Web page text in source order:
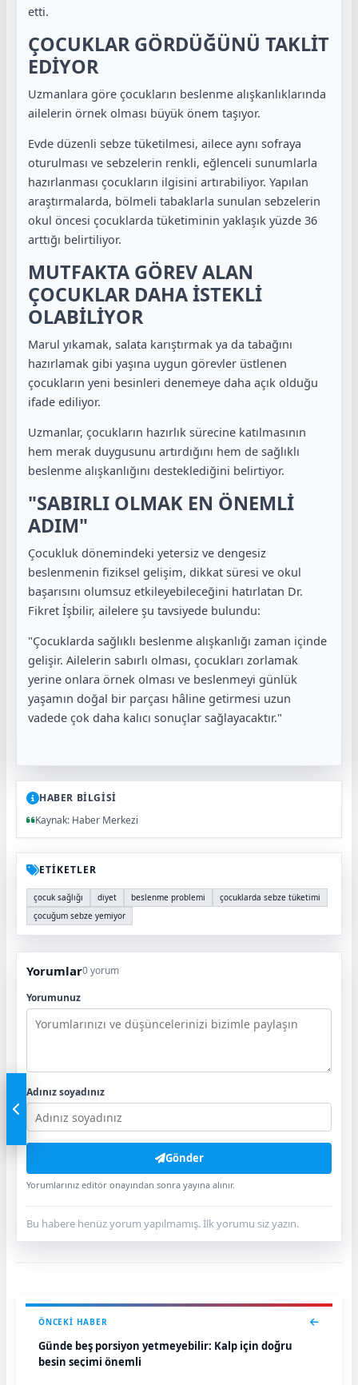
etti.
ÇOCUKLAR GÖRDÜĞÜNÜ TAKLİT
EDİYOR
Uzmanlara göre çocukların beslenme alışkanlıklarında
ailelerin örnek olması büyük önem taşıyor.
Evde düzenli sebze tüketilmesi, ailece aynı sofraya
oturulması ve sebzelerin renkli, eğlenceli sunumlarla
hazırlanması çocukların ilgisini artırabiliyor. Yapılan
araştırmalarda, bölmeli tabaklarla sunulan sebzelerin
okul öncesi çocuklarda tüketiminin yaklaşık yüzde 36
arttığı belirtiliyor.
MUTFAKTA GÖREV ALAN
ÇOCUKLAR DAHA İSTEKLİ
OLABİLİYOR
Marul yıkamak, salata karıştırmak ya da tabağını
hazırlamak gibi yaşına uygun görevler üstlenen
çocukların yeni besinleri denemeye daha açık olduğu
ifade ediliyor.
Uzmanlar, çocukların hazırlık sürecine katılmasının
hem merak duygusunu artırdığını hem de sağlıklı
beslenme alışkanlığını desteklediğini belirtiyor.
"SABIRLI OLMAK EN ÖNEMLİ
ADIM"
Çocukluk dönemindeki yetersiz ve dengesiz
beslenmenin fiziksel gelişim, dikkat süresi ve okul
başarısını olumsuz etkileyebileceğini hatırlatan Dr.
Fikret İşbilir, ailelere şu tavsiyede bulundu:
"Çocuklarda sağlıklı beslenme alışkanlığı zaman içinde
gelişir. Ailelerin sabırlı olması, çocukları zorlamak
yerine onlara örnek olması ve beslenmeyi günlük
yaşamın doğal bir parçası hâline getirmesi uzun
vadede çok daha kalıcı sonuçlar sağlayacaktır."
HABER BİLGİSİ
Kaynak: Haber Merkezi
ETİKETLER
çocuk sağlığı diyet beslenme problemi
çocuklarda sebze tüketimi
çocuğum sebze yemiyor
Yorumlar0 yorum
Yorumunuz
Adınız soyadınız
Gönder
Yorumlarınız editör onayından sonra yayına alınır.
Bu habere henüz yorum yapılmamış. İlk yorumu siz yazın.
ÖNCEKI HABER
Günde beş porsiyon yetmeyebilir: Kalp için doğru
besin seçimi önemli